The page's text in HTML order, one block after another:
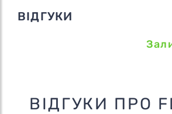
ВІДГУКИ
ВІДГУКИ ПРО